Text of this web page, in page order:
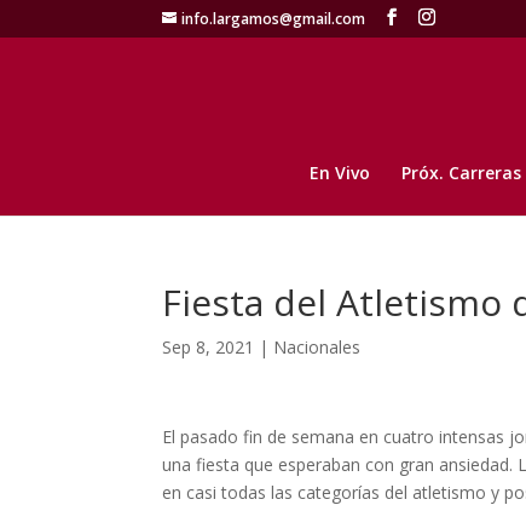
info.largamos@gmail.com
En Vivo Próx. Carreras
Fiesta del Atletismo
Sep 8, 2021 | Nacionales
El pasado fin de semana en cuatro intensas
una fiesta que esperaban con gran
en casi todas las categorías del atletismo y